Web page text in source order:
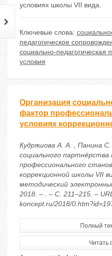
условиях школы VII вида.
Ключевые слова:
педагогическое
социально-педагогическая
условия
Организация
фактор
условиях
Кудряшова А. А. , Панина
социального
профессионального
коррекционной школы VII
методический
2018. – . – С. 211–215. –
koncept.ru/2018/
Полный
Читать